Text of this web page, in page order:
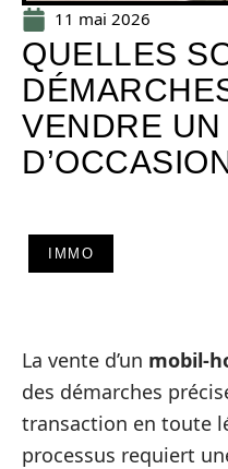
11 mai 2026
QUELLES
VENDRE
IMMO
La vente d’un mobil-
des démarches
transaction en toute
processus requiert